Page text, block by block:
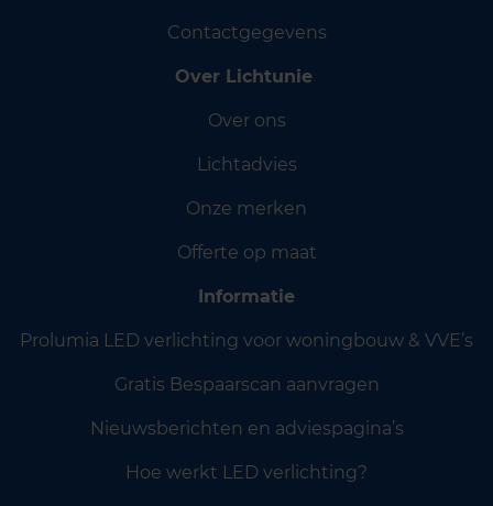
Contactgegevens
Over Lichtunie
Over ons
Lichtadvies
Onze merken
Offerte op maat
Informatie
Prolumia LED verlichting voor woningbouw & VVE’s
Gratis Bespaarscan aanvragen
Nieuwsberichten en adviespagina’s
Hoe werkt LED verlichting?